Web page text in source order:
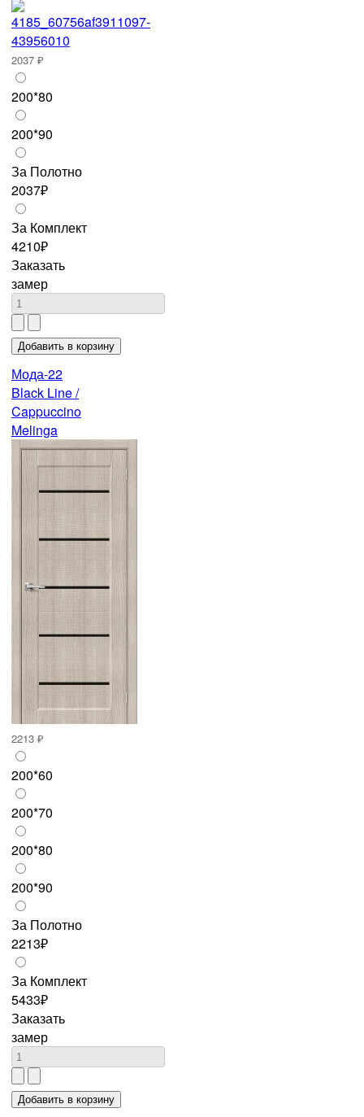
2037 ₽
200*80
200*90
За Полотно
2037₽
За Комплект
4210₽
Заказать
замер
Мода-22
Black Line /
Cappuccino
Melinga
2213 ₽
200*60
200*70
200*80
200*90
За Полотно
2213₽
За Комплект
5433₽
Заказать
замер